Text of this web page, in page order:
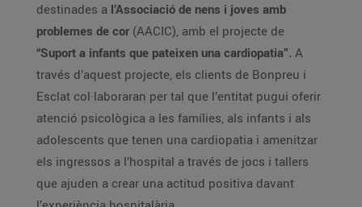
destinades a l’Associació de nens i joves amb
problemes de cor (AACIC), amb el projecte de
“Suport a infants que pateixen una cardiopatia”. A
través d’aquest projecte, els clients de Bonpreu i
Esclat col·laboraran per tal que l’entitat pugui oferir
atenció psicològica a les famílies, als infants i als
adolescents que tenen una cardiopatia i amenitzar
els ingressos a l’hospital a través de jocs i tallers
que ajuden a crear una actitud positiva davant